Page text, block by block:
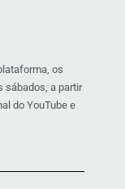
os
sábados, a partir
do YouTube e